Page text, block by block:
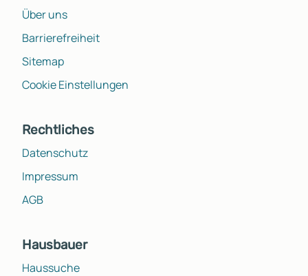
Über uns
Barrierefreiheit
Sitemap
Cookie Einstellungen
Rechtliches
Datenschutz
Impressum
AGB
Hausbauer
Haussuche